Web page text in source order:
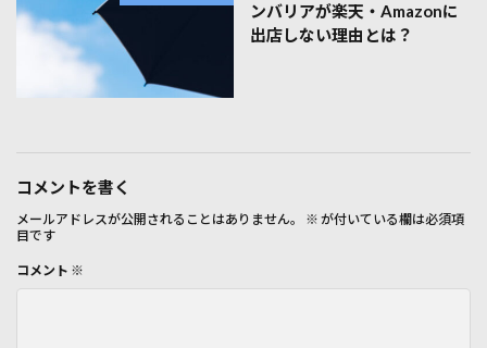
ンバリアが楽天・Amazonに
出店しない理由とは？
コメントを書く
メールアドレスが公開されることはありません。 ※ が付いている欄は必須項
目です
コメント ※